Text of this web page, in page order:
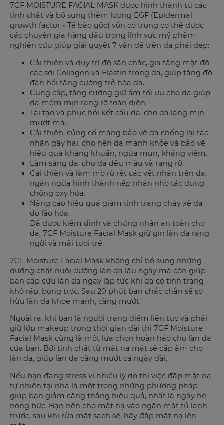
7GF MOISTURE FACIAL MASK được hình thành từ các
tinh chất và bổ sung thêm lượng EGF (Epidermal
growth factor - Tế bào gốc) vốn có trong cơ thể được
các chuyên gia hàng đầu trong lĩnh vực mỹ phẩm
nghiên cứu giúp giải quyết 7 vấn đề trên da phái đẹp:
Cải thiện và duy trì độ săn chắc, gia tăng mật độ
các sợi Collagen và Elastin trong da, giúp tăng độ
đàn hồi tăng cường trẻ hóa da.
Cung cấp, tăng cường giữ ẩm tối ưu cho da giúp
da mềm mịn rạng rỡ toàn diện.
Tái tạo và phục hồi kết cấu da, cho da láng mịn
mượt mà.
Cải thiện, củng cố màng bảo vệ da chống lại tác
nhân gây hại, cho nền da mạnh khỏe và bảo vệ
hiệu quả kháng khuẩn, ngừa mụn, kháng viêm.
Làm sáng da, cho da đều màu và rạng rỡ.
Cải thiện và làm mờ rõ rệt các vết nhăn trên da,
ngăn ngừa hình thành nếp nhăn nhờ tác dụng
chống oxy hóa.
Nâng cao hiệu quả giảm tình trạng chảy xệ da
do lão hóa.
Đã được kiểm định và chứng nhận an toàn cho
da, 7GF Moisture Facial Mask giữ gìn làn da rạng
ngời và mãi tươi trẻ.
7GF Moisture Facial Mask không chỉ bổ sung những
dưỡng chất nuôi dưỡng làn da lâu ngày mà còn giúp
bạn cấp cứu làn da ngay lập tức khi da có tình trạng
khô ráp, bong tróc. Sau 20 phút bạn chắc chắn sẽ sở
hữu làn da khỏe mạnh, căng mướt.
Ngoài ra, khi bạn là người trang điểm liên tục và phải
giữ lớp makeup trong thời gian dài thì 7GF Moisture
Facial Mask cũng là một lựa chọn hoàn hảo cho làn da
của bạn. Bởi tinh chất từ mặt nạ mặt sẽ cấp ẩm cho
làn da, giúp làn da căng mướt cả ngày dài.
Nếu bạn đang stress vì nhiều lý do thì việc đắp mặt nạ
tự nhiên tại nhà là một trong những phương pháp
giúp bạn giảm căng thẳng hiệu quả, nhất là ngày hè
nóng bức. Bạn nên cho mặt nạ vào ngăn mát tủ lạnh
trước, sau khi rửa mặt sạch sẽ, hãy đắp mặt nạ lên